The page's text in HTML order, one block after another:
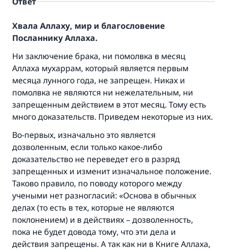
Хвала Аллаху, мир и благословение
Посланнику Аллаха.
Ни заключение брака, ни помолвка в месяц
Аллаха мухаррам, который является первым
месяца лунного года, не запрещен. Никах и
помолвка не являются ни нежелательным, ни
запрещенным действием в этот месяц. Тому есть
много доказательств. Приведем некоторые из них.
Во-первых, изначально это является
дозволенным, если только какое-либо
доказательство не переведет его в разряд
запрещенных и изменит изначальное положение.
Таково правило, по поводу которого между
учеными нет разногласий: «Основа в обычных
делах (то есть в тех, которые не являются
поклонением) и в действиях – дозволенность,
пока не будет довода тому, что эти дела и
действия запрещены. А так как ни в Книге Аллаха,